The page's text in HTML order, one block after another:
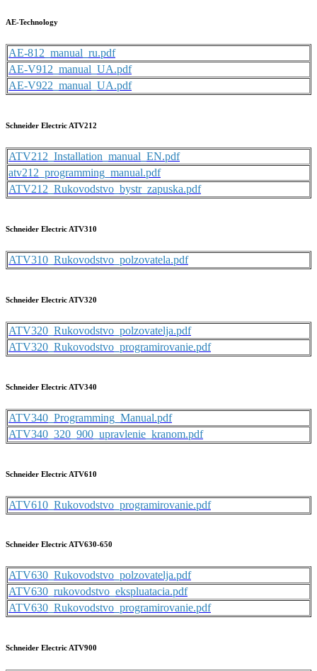
AE-Technology
AE-812_manual_ru.pdf
AE-V912_manual_UA.pdf
AE-V922_manual_UA.pdf
Schneider Electric ATV212
ATV212_Installation_manual_EN.pdf
atv212_programming_manual.pdf
ATV212_Rukovodstvo_bystr_zapuska.pdf
Schneider Electric ATV310
ATV310_Rukovodstvo_polzovatela.pdf
Schneider Electric ATV320
ATV320_Rukovodstvo_polzovatelja.pdf
ATV320_Rukovodstvo_programirovanie.pdf
Schneider Electric ATV340
ATV340_Programming_Manual.pdf
ATV340_320_900_upravlenie_kranom.pdf
Schneider Electric ATV610
ATV610_Rukovodstvo_programirovanie.pdf
Schneider Electric ATV630-650
ATV630_Rukovodstvo_polzovatelja.pdf
ATV630_rukovodstvo_ekspluatacia.pdf
ATV630_Rukovodstvo_programirovanie.pdf
Schneider Electric ATV900